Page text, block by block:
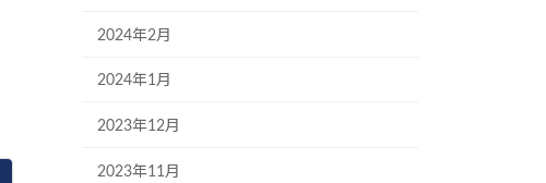
2024年2月
2024年1月
2023年12月
2023年11月